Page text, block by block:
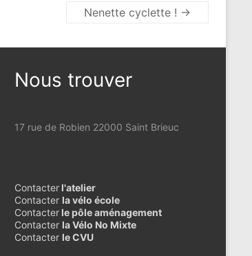
Nenette cyclette ! →
Nous trouver
17 rue de Robien 22000 Saint Brieuc
Contacterl'atelier
Contacter la vélo école
Contacterle pôle aménagement
Contacter la Vélo No Mixte
Contacter le CVU